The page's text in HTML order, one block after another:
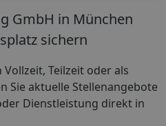
GmbH in München
sichern
Teilzeit oder als
Sie aktuelle Stellenangebote
Dienstleistung direkt in